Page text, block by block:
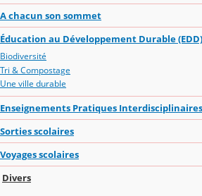
A chacun son sommet
Éducation au Développement Durable (EDD)
Biodiversité
Tri & Compostage
Une ville durable
Enseignements Pratiques Interdisciplinaires
Sorties scolaires
Voyages scolaires
Divers